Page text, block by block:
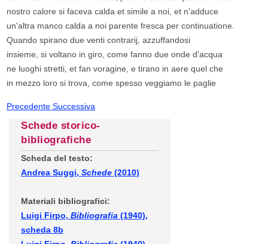
nostro calore si faceva calda et simile a noi, et n'adduce
un'altra manco calda a noi parente fresca per continuatione.
Quando spirano due venti contrarij, azzuffandosi
insieme, si voltano in giro, come fanno due onde d'acqua
ne luoghi stretti, et fan voragine, e tirano in aere quel che
in mezzo loro si trova, come spesso veggiamo le paglie
PrecedenteSuccessiva
Schede storico-
bibliografiche
Scheda del testo:
Andrea Suggi, Schede (2010)
Materiali bibliografici:
Luigi Firpo, Bibliografia (1940),
scheda 8b